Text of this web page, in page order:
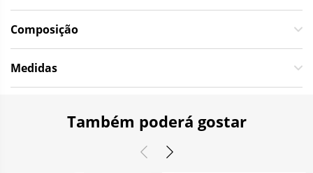
Composição
Medidas
Também poderá gostar